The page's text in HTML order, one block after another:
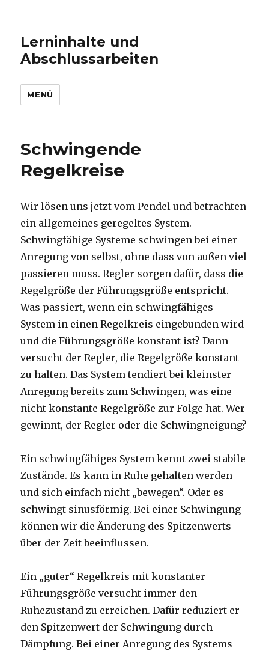
Lerninhalte und
Abschlussarbeiten
MENÜ
Schwingende
Regelkreise
Wir lösen uns jetzt vom Pendel und betrachten
ein allgemeines geregeltes System.
Schwingfähige Systeme schwingen bei einer
Anregung von selbst, ohne dass von außen viel
passieren muss. Regler sorgen dafür, dass die
Regelgröße der Führungsgröße entspricht.
Was passiert, wenn ein schwingfähiges
System in einen Regelkreis eingebunden wird
und die Führungsgröße konstant ist? Dann
versucht der Regler, die Regelgröße konstant
zu halten. Das System tendiert bei kleinster
Anregung bereits zum Schwingen, was eine
nicht konstante Regelgröße zur Folge hat. Wer
gewinnt, der Regler oder die Schwingneigung?
Ein schwingfähiges System kennt zwei stabile
Zustände. Es kann in Ruhe gehalten werden
und sich einfach nicht „bewegen“. Oder es
schwingt sinusförmig. Bei einer Schwingung
können wir die Änderung des Spitzenwerts
über der Zeit beeinflussen.
Ein „guter“ Regelkreis mit konstanter
Führungsgröße versucht immer den
Ruhezustand zu erreichen. Dafür reduziert er
den Spitzenwert der Schwingung durch
Dämpfung. Bei einer Anregung des Systems